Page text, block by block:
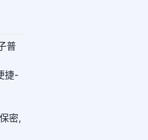
普
捷-
密,